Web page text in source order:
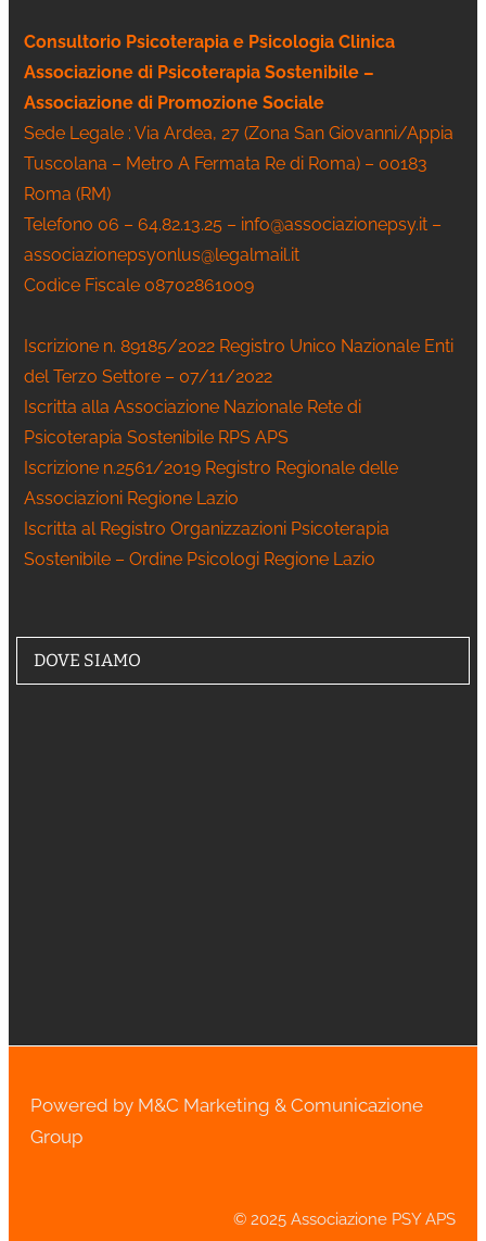
Consultorio Psicoterapia e Psicologia Clinica
Associazione di Psicoterapia Sostenibile –
Associazione di Promozione Sociale
Sede Legale : Via Ardea, 27 (Zona San Giovanni/Appia
Tuscolana – Metro A Fermata Re di Roma) – 00183
Roma (RM)
Telefono 06 – 64.82.13.25 – info@associazionepsy.it –
associazionepsyonlus@legalmail.it
Codice Fiscale 08702861009
Iscrizione n. 89185/2022 Registro Unico Nazionale Enti
del Terzo Settore – 07/11/2022
Iscritta alla Associazione Nazionale Rete di
Psicoterapia Sostenibile RPS APS
Iscrizione n.2561/2019 Registro Regionale delle
Associazioni Regione Lazio
Iscritta al Registro Organizzazioni Psicoterapia
Sostenibile – Ordine Psicologi Regione Lazio
DOVE SIAMO
Powered by M&C Marketing & Comunicazione
Group
© 2025 Associazione PSY APS